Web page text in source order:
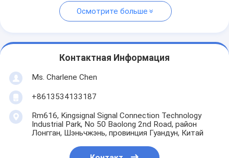
Осмотрите больше
Контактная Информация
Ms. Charlene Chen
+8613534133187
Rm616, Kingsignal Signal Connection Technology
Industrial Park, No 50 Baolong 2nd Road, район
Лонгган, Шэньчжэнь, провинция Гуандун, Китай